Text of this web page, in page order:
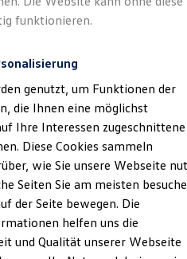
Gebrauchtwagen
dieser Seite ist die Motor-Nützel
)
91257 Pegnitz
07:00-17:00 Uhr
funktionieren.
genutzt, um Funktionen der
die Ihnen eine möglichst
Ihre Interessen zugeschnittene
Diese Cookies sammeln
wie Sie unsere Webseite
Seiten Sie am meisten
der Seite bewegen. Die
helfen uns die
und Qualität unserer Webseite